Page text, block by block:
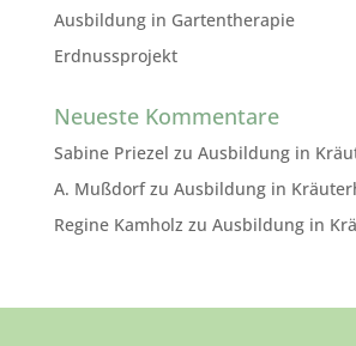
Ausbildung in Gartentherapie
Erdnussprojekt
Neueste Kommentare
Sabine Priezel zu Ausbildung in
A. Mußdorfzu Ausbildung in
Regine Kamholz zu Ausbildung in